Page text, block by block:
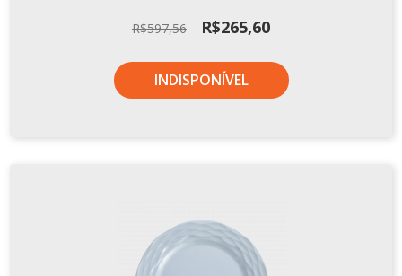
R$597,56
original
era:
R$597,56.
R$265,60O
atual
R$265,60.
INDISPONÍVEL